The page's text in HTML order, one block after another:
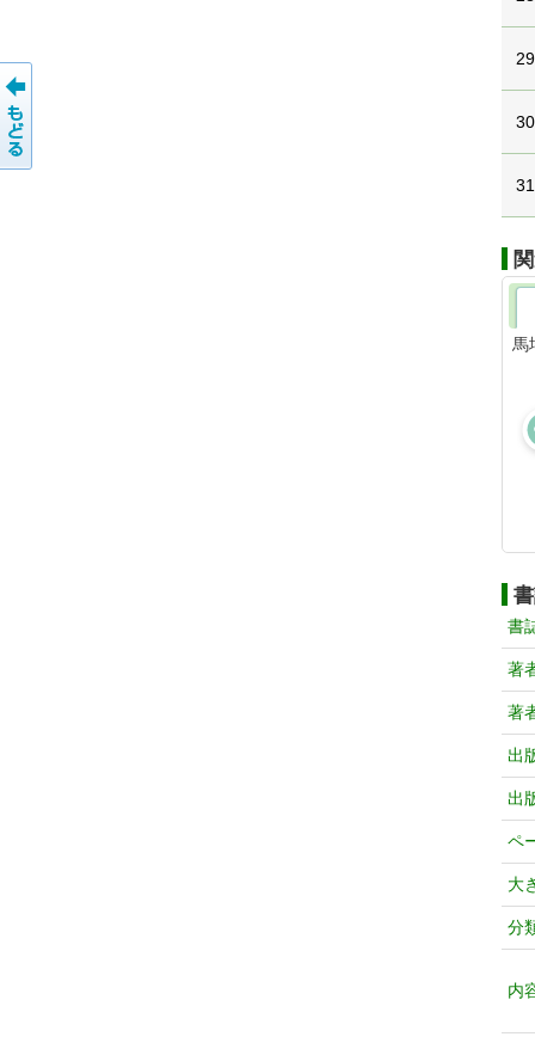
29
30
31
書
著
著
出
出
ペ
大
分
内